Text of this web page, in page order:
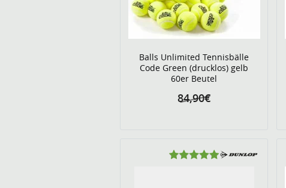
Balls Unlimited Tennisbälle
Code Green (drucklos) gelb
60er Beutel
84,90€